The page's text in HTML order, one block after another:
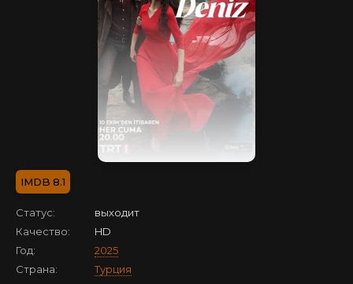
8.1
Статус:
выходит
Качество:
HD
Год:
2025
Страна:
Турция